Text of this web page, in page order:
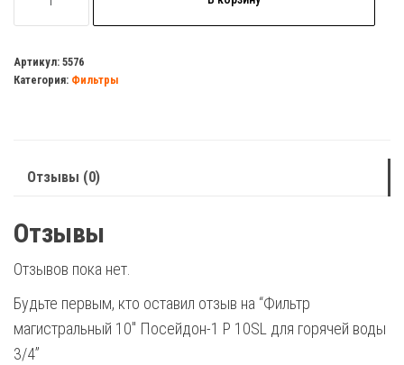
товара
магистральный
10"
для
воды
3/4
Артикул: 5576
Категория: Фильтры
Отзывы (0)
Отзывы
Отзывов пока нет.
Будьте первым, кто оставил отзыв на “Фильтр
магистральный 10″ Посейдон-1 Р 10SL для горячей воды
3/4”